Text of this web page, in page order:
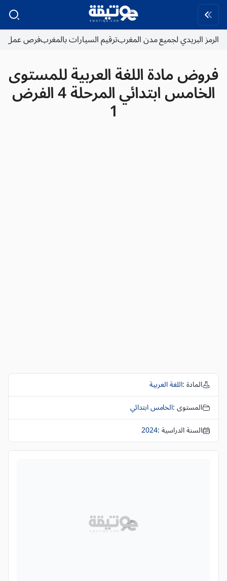
الرمز البريدي لجميع مدن المغربترقيم السيارات بالمغربفرص عمل
فروض مادة اللغة العربية للمستوى
الخامس ابتدائي المرحلة 4 الفرض
1
المادة :اللغة العربية
المستوى :الخامس ابتدائي
السنة الدراسية :2024